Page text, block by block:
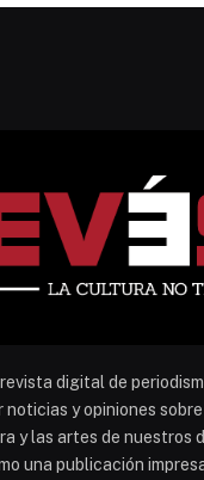
revista digital de
y opiniones
y las artes de nuestros
una publicación